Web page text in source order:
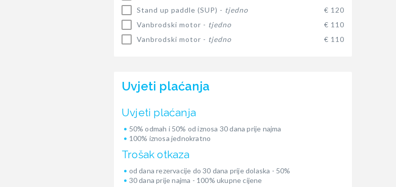
Stand up paddle (SUP) - tjedno
€ 120
Vanbrodski motor - tjedno
€ 110
Vanbrodski motor - tjedno € 110
Uvjeti plaćanja
Uvjeti plaćanja
50% odmah i 50% od iznosa 30 dana prije najma
100% iznosa jednokratno
Trošak otkaza
od dana rezervacije do 30 dana prije dolaska - 50%
30 dana prije najma - 100% ukupne cijene